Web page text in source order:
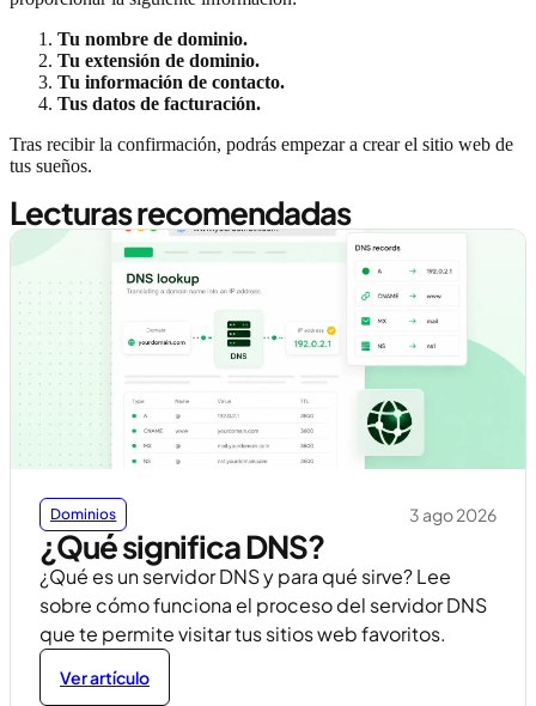
Tu nombre de dominio.
Tu extensión de dominio.
Tu información de contacto.
Tus datos de facturación.
Tras recibir la confirmación, podrás empezar a crear el sitio web de
tus sueños.
Lecturas recomendadas
Dominios 3 ago 2026
¿Qué significa DNS?
¿Qué es un servidor DNS y para qué sirve? Lee
sobre cómo funciona el proceso del servidor DNS
que te permite visitar tus sitios web favoritos.
Ver artículo